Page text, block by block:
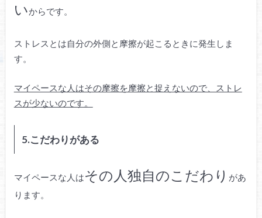
いからです。
ストレスとは自分の外側と摩擦が起こるときに発生しま
す。
マイペースな人はその摩擦を摩擦と捉えないので、ストレ
スが少ないのです。
5.こだわりがある
マイペースな人はその人独自のこだわり があ
ります。